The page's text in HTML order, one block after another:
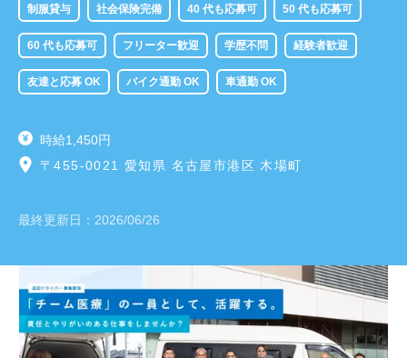
制服貸与 社会保険完備 40 代も応募可 50 代も応募可
60 代も応募可 フリーター歓迎 学歴不問 経験者歓迎
友達と応募 OK バイク通勤 OK 車通勤 OK
時給1,450円
〒455-0021 愛知県 名古屋市港区 木場町
最終更新日： 2026/06/26